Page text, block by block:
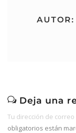
AUTOR:
Deja una
Tu dirección de
obligatorios están